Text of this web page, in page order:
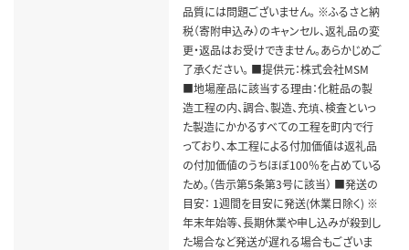
品質には問題ございません。 ※ふるさと納
税（寄附申込み）のキャンセル、返礼品の変
更・返品はお受けできません。あらかじめご
了承ください。 ■提供元：株式会社MSM
■地場産品に該当する理由：化粧品の製
造工程の内、調合、製造、充填、検査といっ
た製造にかかるすべての工程を町内で行
っており、本工程による付加価値は返礼品
の付加価値のうちほぼ100％を占めている
ため。（告示第5条第3号に該当） ■発送の
目安： 1週間を目安に発送(休業日除く) ※
年末年始等、長期休業や申し込みが殺到し
た場合など発送が遅れる場合もございま